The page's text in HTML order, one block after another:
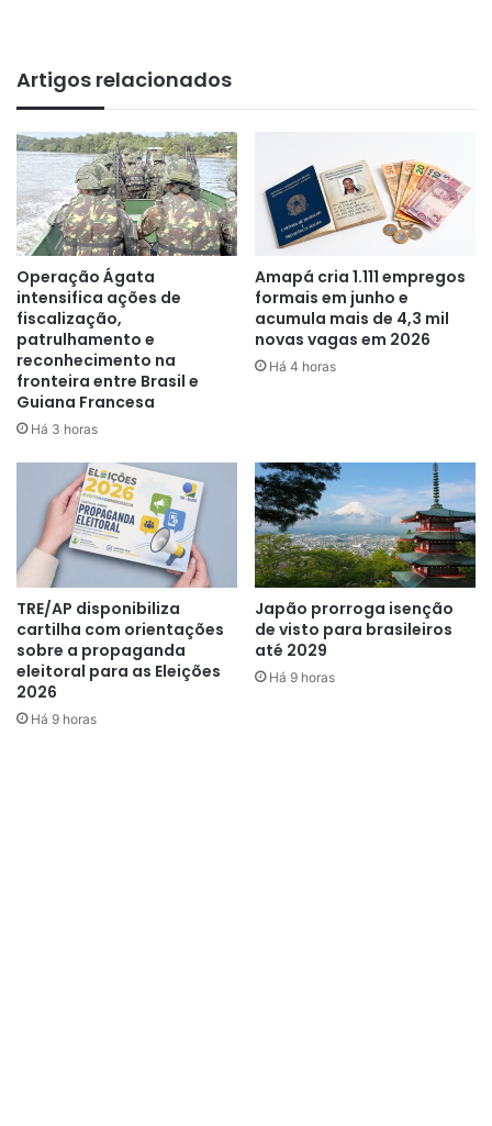
transmissão perdeu sinal a cerca de 72 km da Terra e
o foguete – ainda não há detalhes sobre o que causou o
problema.
Musk, dono da SpaceX, ainda não se pronunciou sobre o
teste. Após a conclusão do texto, ele apenas escreveu no
X (antigo Twitter): “O Starship vai tornar a vida
multiplanetária”.
Veja o momento em que a nave começou a voltar à Terra
até perder o sinal.
Artigos relacionados
Operação Ágata
intensifica ações de
fiscalização,
patrulhamento e
reconhecimento na
fronteira entre Brasil e
Guiana Francesa
Há 3 horas
Amapá cria 1.111 empregos
formais em junho e
acumula mais de 4,3 mil
novas vagas em 2026
Há 4 horas
TRE/AP disponibiliza
cartilha com orientações
sobre a propaganda
eleitoral para as Eleições
2026
Há 9 horas
Japão prorroga isenção
de visto para brasileiros
até 2029
Há 9 horas